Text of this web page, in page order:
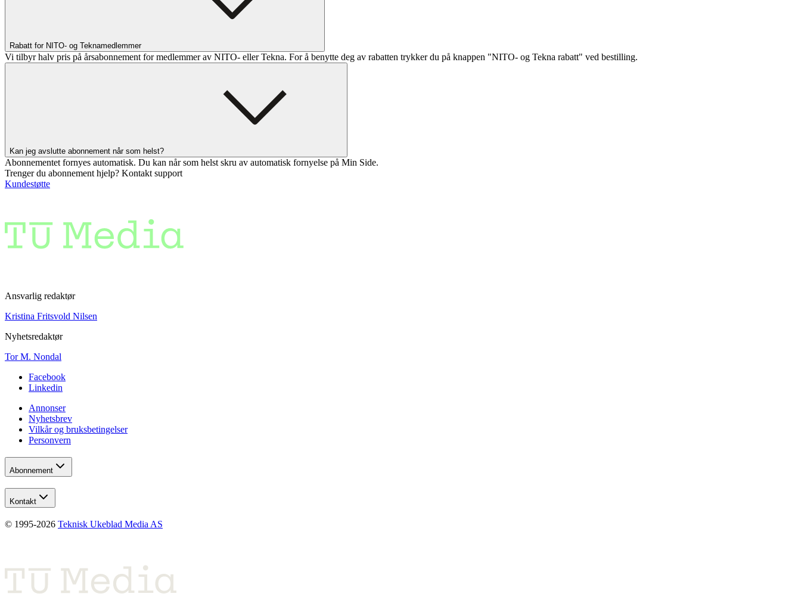
Rabatt for NITO- og Teknamedlemmer
Vi tilbyr halv pris på årsabonnement for medlemmer av NITO- eller Tekna. For å benytte deg av rabatten trykker du på knappen "NITO- og Tekna rabatt" ved bestilling.
Kan jeg avslutte abonnement når som helst?
Abonnementet fornyes automatisk. Du kan når som helst skru av automatisk fornyelse på Min Side.
Trenger du abonnement hjelp? Kontakt support
Kundestøtte
Ansvarlig redaktør
Kristina Fritsvold Nilsen
Nyhetsredaktør
Tor M. Nondal
Facebook
Linkedin
Annonser
Nyhetsbrev
Vilkår og bruksbetingelser
Personvern
Abonnement
Kontakt
© 1995-2026 Teknisk Ukeblad Media AS